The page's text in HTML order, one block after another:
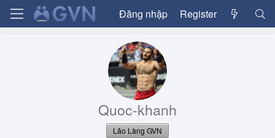
Đăng nhập Register
Quoc-khanh
Lão Làng GVN